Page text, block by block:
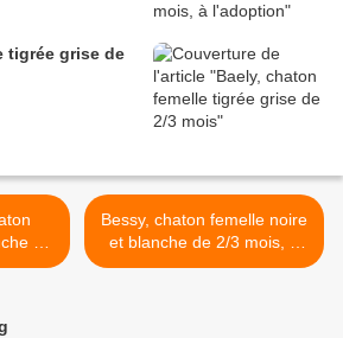
tigrée grise de
de
Bessy, chaton femelle noire
et blanche de 2/3 mois, à
l'adoption >